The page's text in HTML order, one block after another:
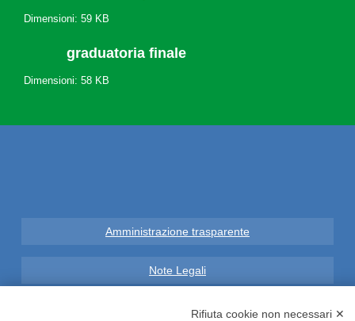
Dimensioni: 59 KB
graduatoria finale
Dimensioni: 58 KB
Amministrazione trasparente
Note Legali
PrivacyRifiuta cookie non necessari ✕